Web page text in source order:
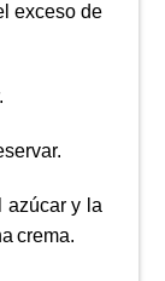
exceso de
azúcar y la
crema.